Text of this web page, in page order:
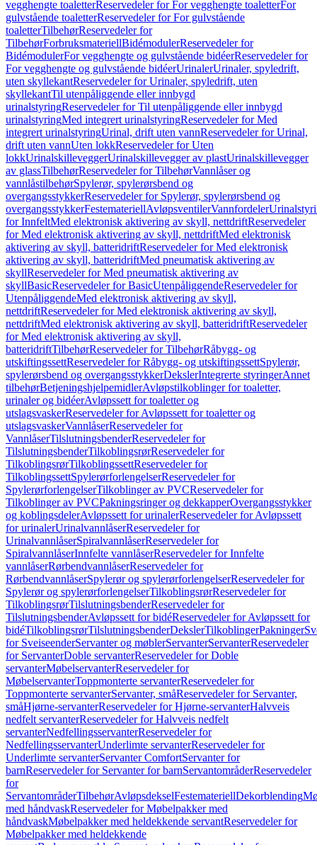
vegghengte toaletterReservedeler for For vegghengte toaletterFor
gulvstående toaletterReservedeler for For gulvstående
toaletterTilbehørReservedeler for
TilbehørForbruksmateriellBidémodulerReservedeler for
BidémodulerFor vegghengte og gulvstående bidéerReservedeler for
For vegghengte og gulvstående bidéerUrinalerUrinaler, spyledrift,
uten skyllekantReservedeler for Urinaler, spyledrift, uten
skyllekantTil utenpåliggende eller innbygd
urinalstyringReservedeler for Til utenpåliggende eller innbygd
urinalstyringMed integrert urinalstyringReservedeler for Med
integrert urinalstyringUrinal, drift uten vannReservedeler for Urinal,
drift uten vannUten lokkReservedeler for Uten
lokkUrinalskilleveggerUrinalskillevegger av plastUrinalskillevegger
av glassTilbehørReservedeler for TilbehørVannlåser og
vannlåstilbehørSpylerør, spylerørsbend og
overgangsstykkerReservedeler for Spylerør, spylerørsbend og
overgangsstykkerFestemateriellAvløpsventilerVannfordeler
for InnfeltMed elektronisk aktivering av skyll, nettdriftReservedeler
for Med elektronisk aktivering av skyll, nettdriftMed elektronisk
aktivering av skyll, batteridriftReservedeler for Med elektronisk
aktivering av skyll, batteridriftMed pneumatisk aktivering av
skyllReservedeler for Med pneumatisk aktivering av
skyllBasicReservedeler for BasicUtenpåliggendeReservedeler for
UtenpåliggendeMed elektronisk aktivering av skyll,
nettdriftReservedeler for Med elektronisk aktivering av skyll,
nettdriftMed elektronisk aktivering av skyll, batteridriftReservedeler
for Med elektronisk aktivering av skyll,
batteridriftTilbehørReservedeler for TilbehørRåbygg- og
utskiftingssettReservedeler for Råbygg- og utskiftingssettSpylerør,
spylerørsbend og overgangsstykkerDekslerIntegrerte styringerAnnet
tilbehørBetjeningshjelpemidlerAvløpstilkoblinger for toaletter,
urinaler og bidéerAvløpssett for toaletter og
utslagsvaskerReservedeler for Avløpssett for toaletter og
utslagsvaskerVannlåserReservedeler for
VannlåserTilslutningsbenderReservedeler for
TilslutningsbenderTilkoblingsrørReservedeler for
TilkoblingsrørTilkoblingssettReservedeler for
TilkoblingssettSpylerørforlengelserReservedeler for
SpylerørforlengelserTilkoblinger av PVCReservedeler for
Tilkoblinger av PVCPakningsringer og dekkapperOvergangsstykker
og koblingsdelerAvløpssett for urinalerReservedeler for Avløpssett
for urinalerUrinalvannlåserReservedeler for
UrinalvannlåserSpiralvannlåserReservedeler for
SpiralvannlåserInnfelte vannlåserReservedeler for Innfelte
vannlåserRørbendvannlåserReservedeler for
RørbendvannlåserSpylerør og spylerørforlengelserReservedeler for
Spylerør og spylerørforlengelserTilkoblingsrørReservedeler for
TilkoblingsrørTilslutningsbenderReservedeler for
TilslutningsbenderAvløpssett for bidéReservedeler for Avløpssett for
bidéTilkoblingsrørTilslutningsbenderDekslerTilkoblingerPakninger
for SveiseenderServanter og møblerServanterServanterReservedeler
for ServanterDoble servanterReservedeler for Doble
servanterMøbelservanterReservedeler for
MøbelservanterToppmonterte servanterReservedeler for
Toppmonterte servanterServanter, småReservedeler for Servanter,
småHjørne-servanterReservedeler for Hjørne-servanterHalvveis
nedfelt servanterReservedeler for Halvveis nedfelt
servanterNedfellingsservanterReservedeler for
NedfellingsservanterUnderlimte servanterReservedeler for
Underlimte servanterServanter ComfortServanter for
barnReservedeler for Servanter for barnServantområderReservedeler
for
ServantområderTilbehørAvløpsdekselFestemateriellDekorblending
med håndvaskReservedeler for Møbelpakker med
håndvaskMøbelpakker med heldekkende servantReservedeler for
Møbelpakker med heldekkende